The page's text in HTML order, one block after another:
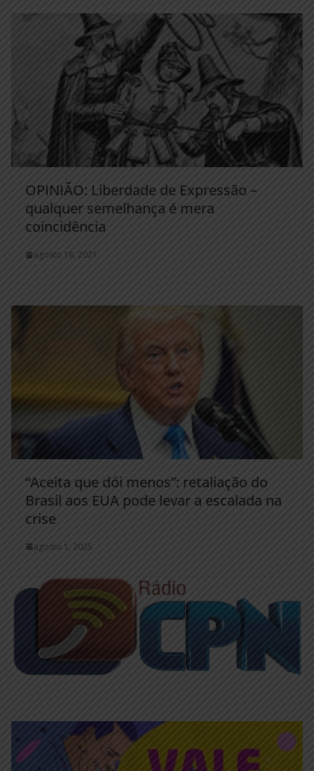
OPINIÃO: Liberdade de Expressão –
qualquer semelhança é mera
coincidência
agosto 18, 2021
“Aceita que dói menos”: retaliação do
Brasil aos EUA pode levar a escalada na
crise
agosto 1, 2025